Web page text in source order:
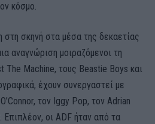
κόσμο.
στη σκηνή στα μέσα της δεκαετίας
αναγνώριση μοιραζόμενοι τη
The Machine, τους Beastie Boys και
έχουν συνεργαστεί με
τον Iggy Pop, τον Adrian
Επιπλέον, οι ADF ήταν από τα